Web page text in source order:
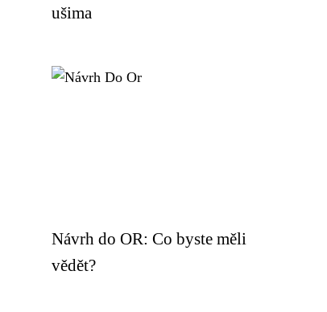
ušima
Návrh do OR: Co byste měli
vědět?